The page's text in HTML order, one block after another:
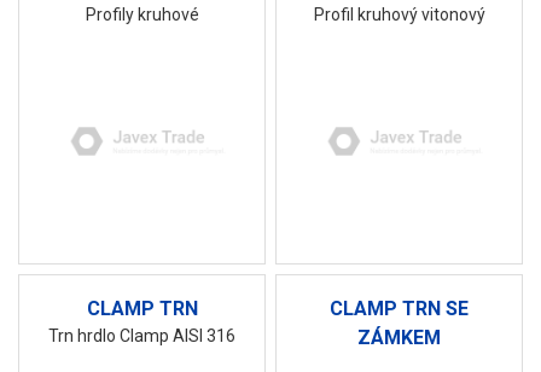
Profily kruhové Profil kruhový vitonový
CLAMP TRN
Trn hrdlo Clamp AISI 316
CLAMP TRN SE
ZÁMKEM